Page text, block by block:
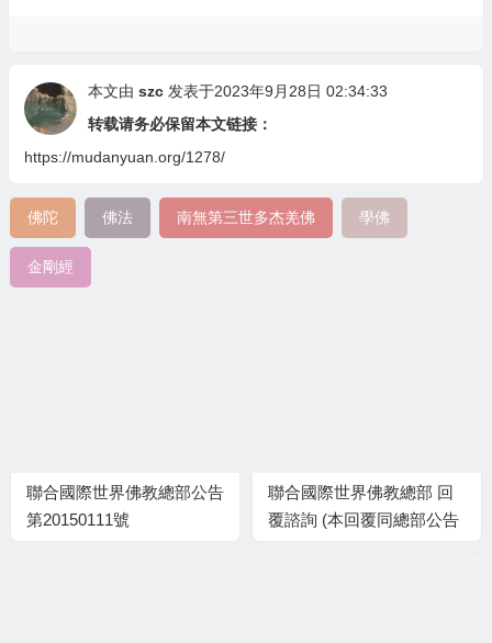
本文由 szc 发表于2023年9月28日 02:34:33
转载请务必保留本文链接：
https://mudanyuan.org/1278/
佛陀 佛法 南無第三世多杰羌佛 學佛
金剛經
聯合國際世界佛教總部公告
第20150111號
聯合國際世界佛教總部 回
覆諮詢 (本回覆同總部公告